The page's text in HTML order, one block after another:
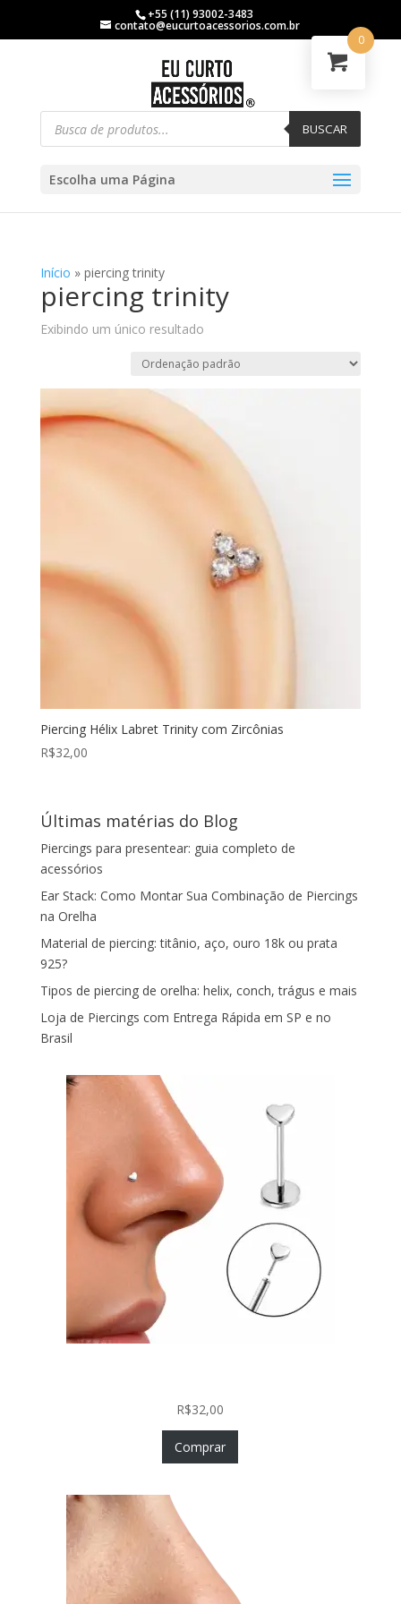
+55 (11) 93002-3483
contato@eucurtoacessorios.com.br
BUSCAR
Escolha uma Página
Início » piercing trinity
piercing trinity
Exibindo um único resultado
Piercing Hélix Labret Trinity com Zircônias
R$32,00
Últimas matérias do Blog
Piercings para presentear: guia completo de
acessórios
Ear Stack: Como Montar Sua Combinação de Piercings
na Orelha
Material de piercing: titânio, aço, ouro 18k ou prata
925?
Tipos de piercing de orelha: helix, conch, trágus e mais
Loja de Piercings com Entrega Rápida em SP e no
Brasil
R$32,00
Comprar
0